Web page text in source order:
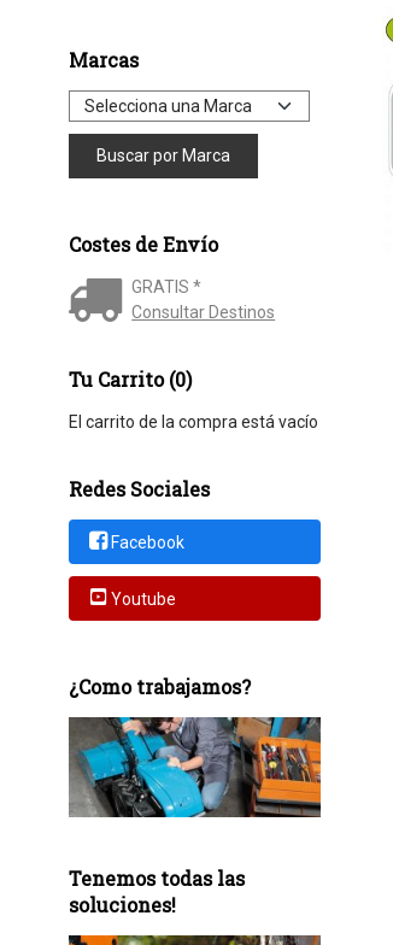
Marcas
Costes de Envío
GRATIS *
Consultar Destinos
Tu Carrito (0)
El carrito de la compra está vacío
Redes Sociales
Facebook
Youtube
¿Como trabajamos?
Tenemos todas las
soluciones!